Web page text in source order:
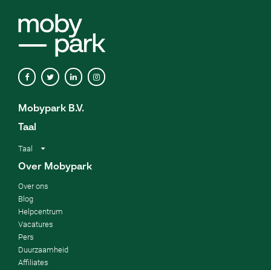
Mobypark B.V.
Taal
Taal
Over Mobypark
Over ons
Blog
Helpcentrum
Vacatures
Pers
Duurzaamheid
Affiliates